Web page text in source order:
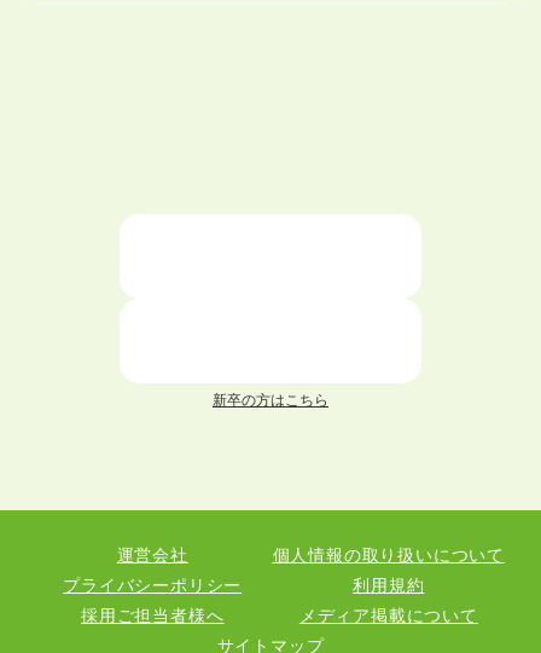
仕事が続かない人の特徴と対処法を解説！
面接 記事一覧
職務経歴書 記事一覧
退職 記事一覧
新卒の方はこちら
運営会社
個人情報の取り扱いについて
プライバシーポリシー
利用規約
採用ご担当者様へ
メディア掲載について
サイトマップ